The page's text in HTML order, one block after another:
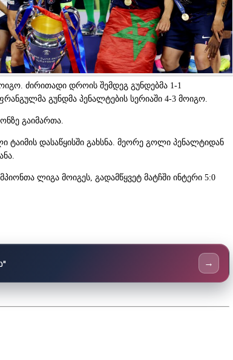
ძირითადი დროის შემდეგ გუნდებმა 1-1
გუნდმა პენალტების სერიაში 4-3 მოიგო.
გაიმართა.
ტაიმის დასაწყისში გახსნა. მეორე გოლი პენალტიდან
ლიგა მოიგეს, გადამწყვეტ მატჩში ინტერი 5:0
→